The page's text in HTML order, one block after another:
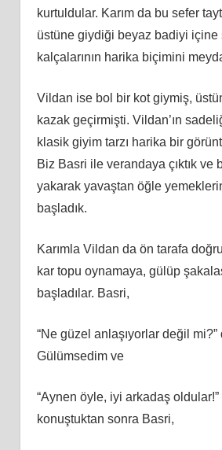
kurtuldular. Karım da bu sefer
üstüne giydiği beyaz badiyi içine
kalçalarının harika biçimini
Vildan ise bol bir kot giymiş,
kazak geçirmişti. Vildan’ın
klasik giyim tarzı harika bir
Biz Basri ile verandaya çıktık ve
yakarak yavaştan öğle
başladık.
Karımla Vildan da ön tarafa
kar topu oynamaya, gülüp
başladılar. Basri,
“Ne güzel anlaşıyorlar değil mi?”
Gülümsedim ve
“Aynen öyle, iyi arkadaş
konuştuktan sonra Basri,